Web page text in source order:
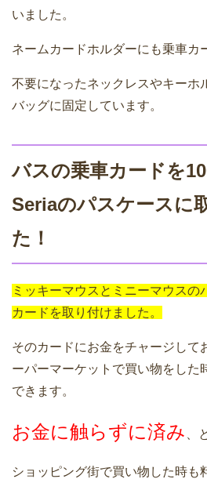
いました。
ネームカードホルダーにも乗車カ
不要になったネックレスやキーホ
バッグに固定しています。
バスの乗車カードを
Seriaのパスケースに
た！
ミッキーマウスとミニーマウスの
カードを取り付けました。
そのカードにお金をチャージして
ーパーマーケットで買い物をした
できます。
お金に触らずに済み 、
ショッピング街で買い物した時も